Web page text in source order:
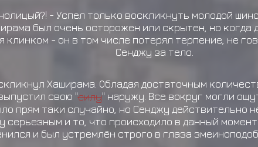
- Успел только воскликнуть молодой
был очень осторожен или скрытен, но когда
клинком - он в том числе потерял терпение, не
Сенджу за тело.
Хаширама. Обладая достаточным
свою "силу" наружу. Все вокруг могли
прям таки случайно, но Сенджу действительно
серьезным и то, что происходило в данный
и был устремлён строго в глаза